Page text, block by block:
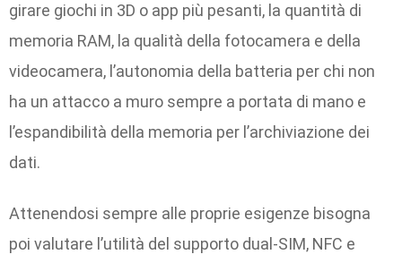
girare giochi in 3D o app più pesanti, la quantità di
memoria RAM, la qualità della fotocamera e della
videocamera, l’autonomia della batteria per chi non
ha un attacco a muro sempre a portata di mano e
l’espandibilità della memoria per l’archiviazione dei
dati.
Attenendosi sempre alle proprie esigenze bisogna
poi valutare l’utilità del supporto dual-SIM, NFC e